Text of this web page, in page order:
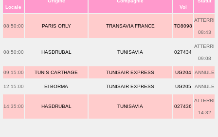
Locale Vol
08:50:00 PARIS ORLY TRANSAVIA FRANCE TO8098
ATTERRI
08:43
08:50:00 HASDRUBAL TUNISAVIA 027434
ATTERRI
09:08
09:15:00 TUNIS CARTHAGE TUNISAIR EXPRESS UG204 ANNULE
12:15:00 El BORMA TUNISAIR EXPRESS UG205 ANNULE
14:35:00 HASDRUBAL TUNISAVIA 027436
ATTERRI
14:32